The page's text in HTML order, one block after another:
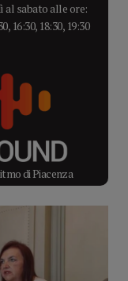
al sabato alle ore:
16:30, 18:30, 19:30
di Piacenza